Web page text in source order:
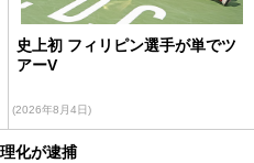
史上初 フィリピン選手が単でツ
アーV
(2026年8月4日)
化が逮捕